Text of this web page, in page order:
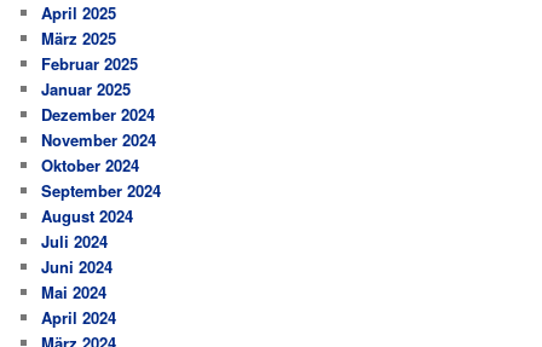
April 2025
März 2025
Februar 2025
Januar 2025
Dezember 2024
November 2024
Oktober 2024
September 2024
August 2024
Juli 2024
Juni 2024
Mai 2024
April 2024